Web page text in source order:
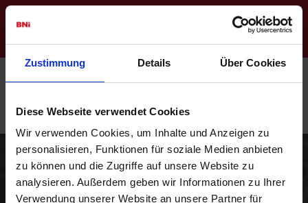
Zustimmung Details Über Cookies
Diese Webseite verwendet Cookies
Wir verwenden Cookies, um Inhalte und Anzeigen zu
personalisieren, Funktionen für soziale Medien anbieten
zu können und die Zugriffe auf unsere Website zu
analysieren. Außerdem geben wir Informationen zu Ihrer
Verwendung unserer Website an unsere Partner für
Regionswebseite
Login